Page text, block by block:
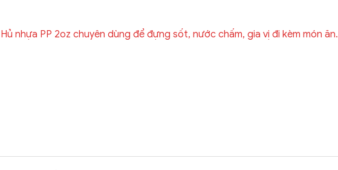
nhựa PP 2oz chuyên dùng để đựng sốt, nước chấm, gia vị đi kèm món ăn.